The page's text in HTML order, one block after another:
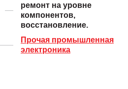
ремонт на уровне
компонентов,
восстановление.
Прочая промышленная
электроника